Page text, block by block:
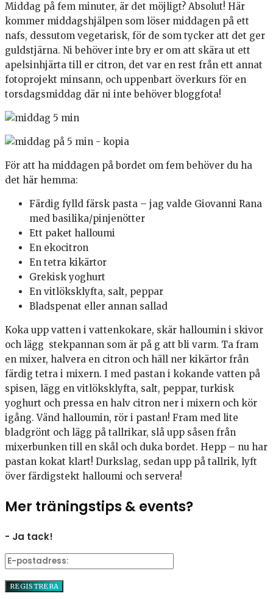
Middag på fem minuter, är det möjligt? Absolut! Här
kommer middagshjälpen som löser middagen på ett
nafs, dessutom vegetarisk, för de som tycker att det ger
guldstjärna. Ni behöver inte bry er om att skära ut ett
apelsinhjärta till er citron, det var en rest från ett annat
fotoprojekt minsann, och uppenbart överkurs för en
torsdagsmiddag där ni inte behöver bloggfota!
För att ha middagen på bordet om fem behöver du ha
det här hemma:
Färdig fylld färsk pasta – jag valde Giovanni Rana
med basilika/pinjenötter
Ett paket halloumi
En ekocitron
En tetra kikärtor
Grekisk yoghurt
En vitlöksklyfta, salt, peppar
Bladspenat eller annan sallad
Koka upp vatten i vattenkokare, skär halloumin i skivor
och lägg stekpannan som är på g att bli varm. Ta fram
en mixer, halvera en citron och häll ner kikärtor från
färdig tetra i mixern. I med pastan i kokande vatten på
spisen, lägg en vitlöksklyfta, salt, peppar, turkisk
yoghurt och pressa en halv citron ner i mixern och kör
igång. Vänd halloumin, rör i pastan! Fram med lite
bladgrönt och lägg på tallrikar, slå upp såsen från
mixerbunken till en skål och duka bordet. Hepp – nu har
pastan kokat klart! Durkslag, sedan upp på tallrik, lyft
över färdigstekt halloumi och servera!
Mer träningstips & events?
- Ja tack!